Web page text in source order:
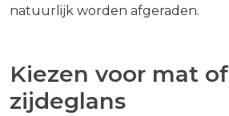
natuurlijk worden afgeraden.
Kiezen voor mat of
zijdeglans